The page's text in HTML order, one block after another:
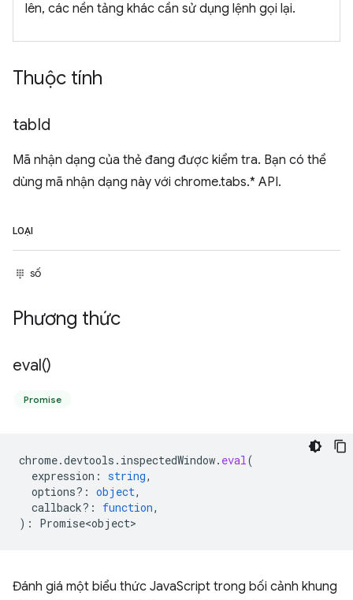
lên, các nền tảng khác cần sử dụng lệnh gọi lại.
Thuộc tính
tabId
Mã nhận dạng của thẻ đang được kiểm tra. Bạn có thể
dùng mã nhận dạng này với chrome.tabs.* API.
LOẠI
số
Phương thức
eval()
Promise
chrome.devtools . inspectedWindow. eval(
expression : string,
options? : object,
callback? : function,
) : Promise<object>
Đánh giá một biểu thức JavaScript trong bối cảnh khung